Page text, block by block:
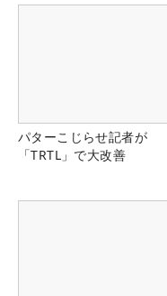
パターこじらせ記者が
「TRTL」で大改善